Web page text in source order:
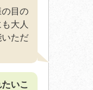
目の
大人
ただ
いこ